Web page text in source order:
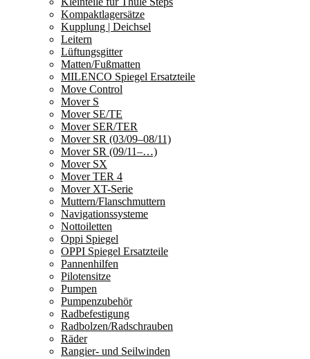
Kompaktlagersätze
Kupplung | Deichsel
Leitern
Lüftungsgitter
Matten/Fußmatten
MILENCO Spiegel Ersatzteile
Move Control
Mover S
Mover SE/TE
Mover SER/TER
Mover SR (03/09–08/11)
Mover SR (09/11–…)
Mover SX
Mover TER 4
Mover XT-Serie
Muttern/Flanschmuttern
Navigationssysteme
Nottoiletten
Oppi Spiegel
OPPI Spiegel Ersatzteile
Pannenhilfen
Pilotensitze
Pumpen
Pumpenzubehör
Radbefestigung
Radbolzen/Radschrauben
Räder
Rangier- und Seilwinden